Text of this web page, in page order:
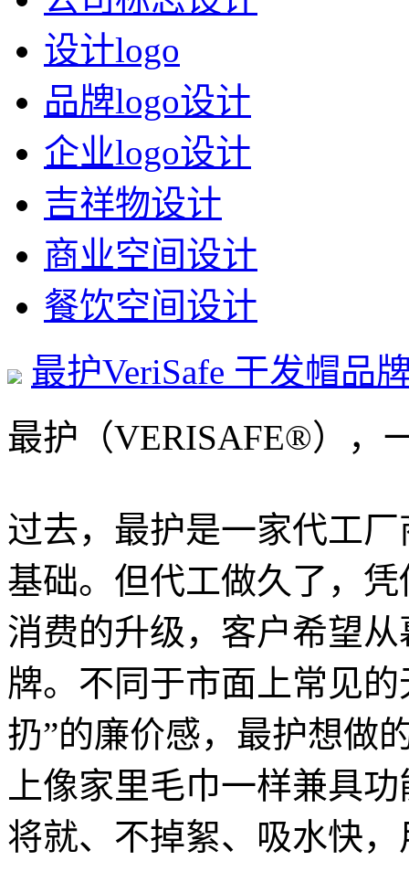
设计logo
品牌logo设计
企业logo设计
吉祥物设计
商业空间设计
餐饮空间设计
最护VeriSafe 干发帽品
最护（VERISAFE®），
过去，最护是一家代工
基础。但代工做久了，
消费的升级，客户希望
牌。不同于市面上常见
扔”的廉价感，最护想做
上像家里毛巾一样兼具
将就、不掉絮、吸水快